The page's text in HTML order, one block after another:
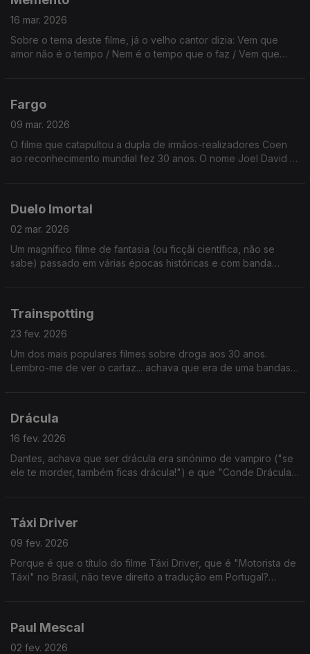
16 mar. 2026
Sobre o tema deste filme, já o velho cantor dizia: Vem que
amor não é o tempo / Nem é o tempo que o faz / Vem que
Fargo
09 mar. 2026
O filme que catapultou a dupla de irmãos-realizadores Coen
ao reconhecimento mundial fez 30 anos. O nome Joel David (o
Duelo Imortal
02 mar. 2026
Um magnífico filme de fantasia (ou ficçãi científica, não se
sabe) passado em várias épocas históricas e com banda
Trainspotting
23 fev. 2026
Um dos mais populares filmes sobre droga aos 30 anos.
Lembro-me de ver o cartaz... achava que era de uma bandas
Drácula
16 fev. 2026
Dantes, achava que ser drácula era sinónimo de vampiro ("se
ele te morder, também ficas drácula!") e que "Conde Drácula"
Táxi Driver
09 fev. 2026
Porque é que o título do filme Táxi Driver, que é "Motorista de
Táxi" no Brasil, não teve direito a tradução em Portugal?
Paul Mescal
02 fev. 2026